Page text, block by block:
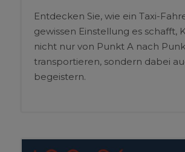
Entdecken Sie, wie ein Taxi-
gewissen Einstellung es schafft,
nicht nur von Punkt A nach
transportieren, sondern dabei
begeistern.